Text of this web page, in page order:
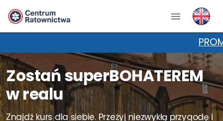
PROMOCJA
Zostań superBOHATEREM
w realu
Znajdź kurs dla siebie. Przeżyj niezwykłą przygodę i